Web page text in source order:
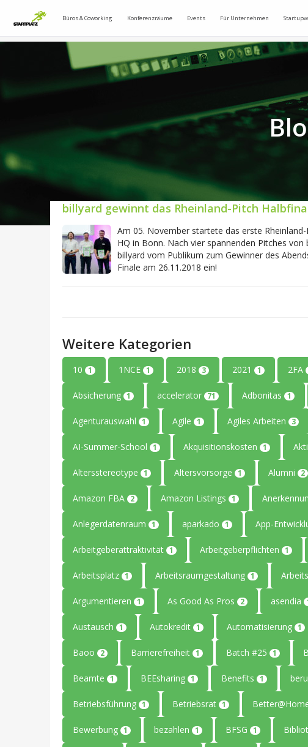
Büros & Coworking Konferenzräume Events Für Unternehmen
billyard gewinnt das Rheinland-Pitch
Am 05. November startete das erste
HQ in Bonn. Nach vier spannenden Pitches
billyard vom Publikum zum Gewinner des
Finale am 26.11.2018 ein!
Weitere Kategorien
10 1 1NCE 1 2018 3 2021 1 2FA
Absicherung 1 accelerator 71 Adbonitas 1
Agenturauswahl 1 Agile 1 Agiles Arbeiten 3
AI-Summer-School 1 Akquisitionskosten 1
Altersstereotype 1 Altersvorsorge 1 Alumni 2
Amazon FBA 2 Amazon Listings 1
Anlegerdatenraum 1 aparkado 1 App-
Arbeitgeberattraktivität 1 Arbeitgeberpflichten 1
Arbeitsplatz 1 Arbeitsraumgestaltung 1
Argumentieren 1 As Good As Pros 2 asendia
Austausch 1 Autokredit 1 Automatisierung 1
Baoo 2 Barrierefreiheit 1 Batch #25 1
Beamte 1 BEEsharing 1 Benefits 1
Betriebsführung 1 Betriebsrat 1
Bewerbung 1 bezahlen 1 BFSG 1